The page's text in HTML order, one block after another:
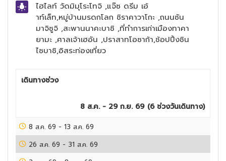
ไฮไลท์ วัดมิมุโระโทจิ ,แจ๊ซ ดรีม เอ้
าท์เล็ท,หมู่บ้านมรดกโลก ชิราคาวาโกะ ,ถนนซัน
มาจิซูจิ ,สะพานนาคะบาชิ ,ที่ทำการเก่าเมืองทาคา
ยามะ ,ศาลเจ้าเฮอัน ,ปราสาทโอซาก้า,ช้อปปิ้งชิน
ไซบาชิ,อิสระท่องเที่ยว
เดินทางช่วง
8 ส.ค. - 29 ก.ย. 69 (6ช่วงวันเดินทาง)
8 ส.ค. 69 - 13 ส.ค. 69
26 ส.ค. 69 - 31 ส.ค. 69